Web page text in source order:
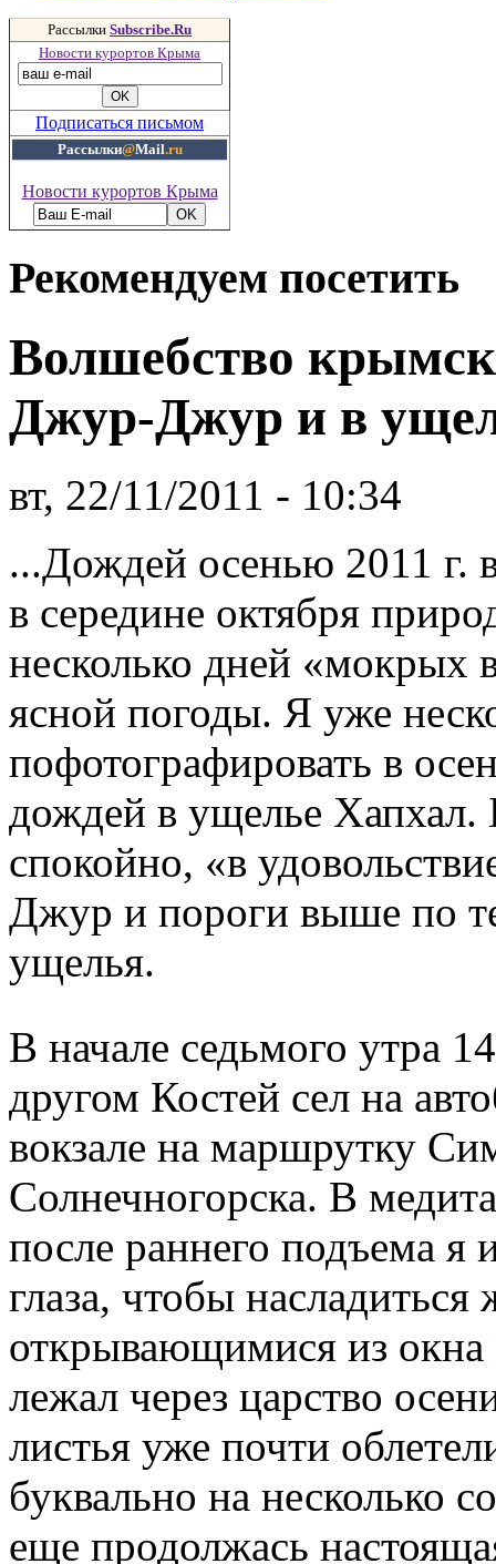
Рассылки Subscribe.Ru
Новости курортов Крыма
Подписаться письмом
Рассылки@Mail.ru
Новости курортов Крыма
Рекомендуем посетить
Волшебство
Джур-Джур и в
вт, 22/11/2011 - 10:34
...Дождей осенью 2011 г.
в середине октября
несколько дней «мокрых
ясной погоды. Я уже
пофотографировать в
дождей в ущелье Хапхал.
спокойно, «в
Джур и пороги выше по
ущелья.
В начале седьмого утра
другом Костей сел на
вокзале на маршрутку
Солнечногорска. В
после раннего подъема я
глаза, чтобы
открывающимися из
лежал через царство
листья уже почти
буквально на несколько
еще продолжась